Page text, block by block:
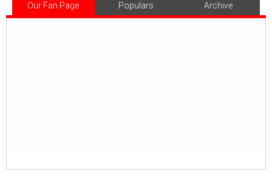
Our Fan Page Populars Archive